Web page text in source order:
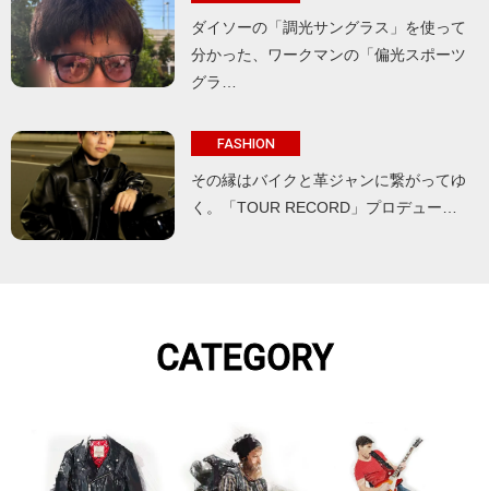
ダイソーの「調光サングラス」を使って
分かった、ワークマンの「偏光スポーツ
グラ…
FASHION
その縁はバイクと革ジャンに繋がってゆ
く。「TOUR RECORD」プロデュー…
CATEGORY